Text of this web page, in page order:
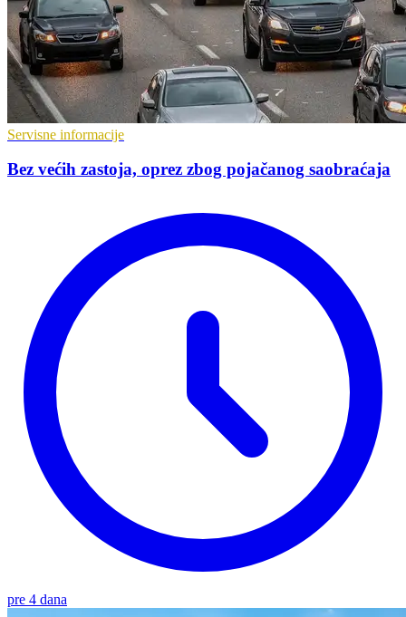
Servisne informacije
Bez većih zastoja, oprez zbog pojačanog saobraćaja
pre 4 dana